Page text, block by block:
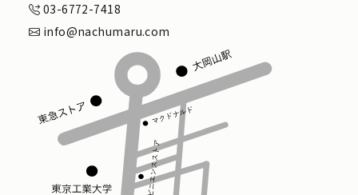
03-6772-7418
info@nachumaru.com